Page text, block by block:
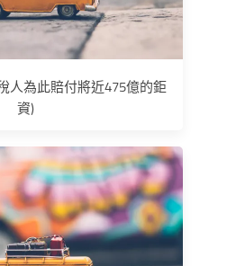
人為此賠付將近475億的鉅
資)